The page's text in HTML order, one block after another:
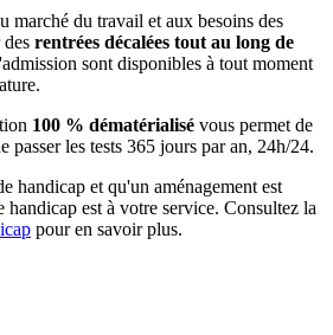
marché du travail et aux besoins des
rentrées décalées tout au long de
sont disponibles à tout moment
100 % dématérialisé vous permet de
passer les tests 365 jours par an, 24h/24.
handicap et qu'un aménagement est
handicap est à votre service. Consultez la
pour en savoir plus.